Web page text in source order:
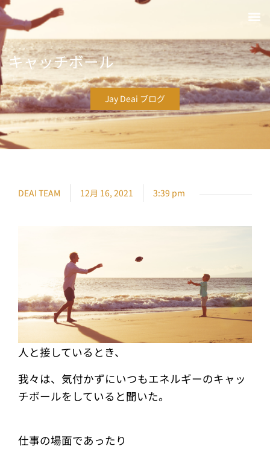
キャッチボール
Jay Deai ブログ
DEAI TEAM 12月 16, 2021 3:39 pm
人と接しているとき、
我々は、気付かずにいつもエネルギーのキャッ
チボールをしていると聞いた。
仕事の場面であったり